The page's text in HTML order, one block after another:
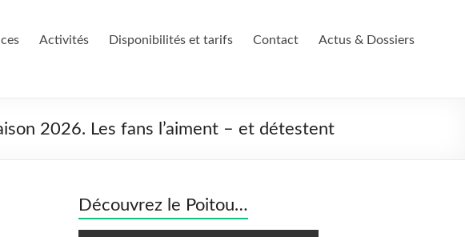
Activités Disponibilités et tarifs Contact Actus & Dossiers
2026. Les fans l’aiment – et détestent
Découvrez le Poitou…